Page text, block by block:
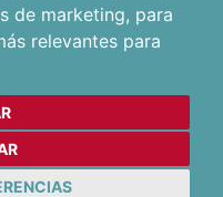
de marketing, para
relevantes para